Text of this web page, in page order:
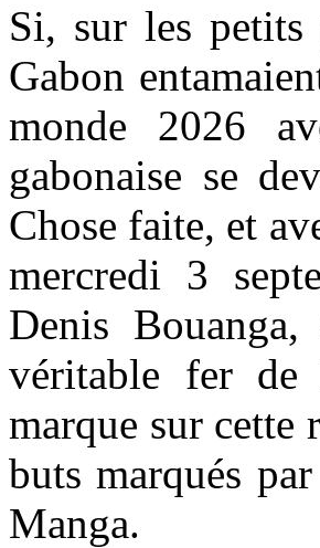
Si, sur les petits
Gabon
monde 2026
gabonaise se
Chose faite, et
mercredi 3
Denis
véritable fer de
marque sur
buts marqués
Manga.